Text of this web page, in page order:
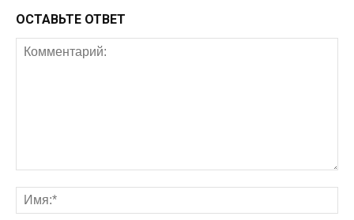
ОСТАВЬТЕ ОТВЕТ